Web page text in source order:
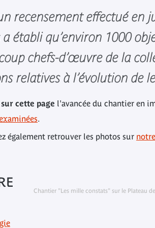
recensement effectué
établi qu’environ 1000
chefs-d’œuvre de la
relatives à l’évolution de
cette page l'avancée du chantier en
.
également retrouver les photos sur
Chantier "Les mille constats" sur le Plateau